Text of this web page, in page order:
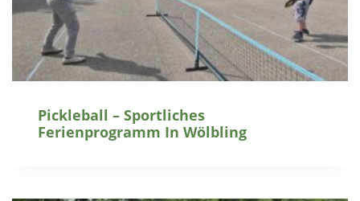
Pickleball – Sportliches
Ferienprogramm In Wölbling